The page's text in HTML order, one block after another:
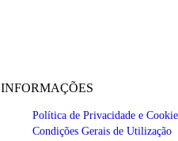
INFORMAÇÕES
Política de Privacidade e
Condições Gerais de Utilização